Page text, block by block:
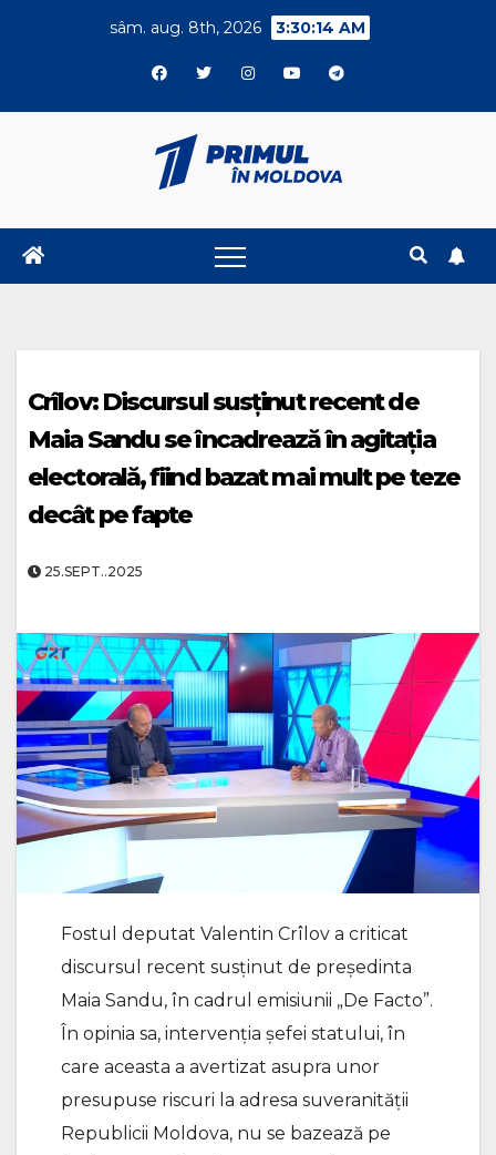
sâm. aug. 8th, 2026 3:30:15 AM
Crîlov: Discursul susținut recent de
Maia Sandu se încadrează în agitația
electorală, fiind bazat mai mult pe teze
decât pe fapte
25.SEPT..2025
Fostul deputat Valentin Crîlov a criticat
discursul recent susținut de președinta
Maia Sandu, în cadrul emisiunii „De Facto”.
În opinia sa, intervenția șefei statului, în
care aceasta a avertizat asupra unor
presupuse riscuri la adresa suveranității
Republicii Moldova, nu se bazează pe